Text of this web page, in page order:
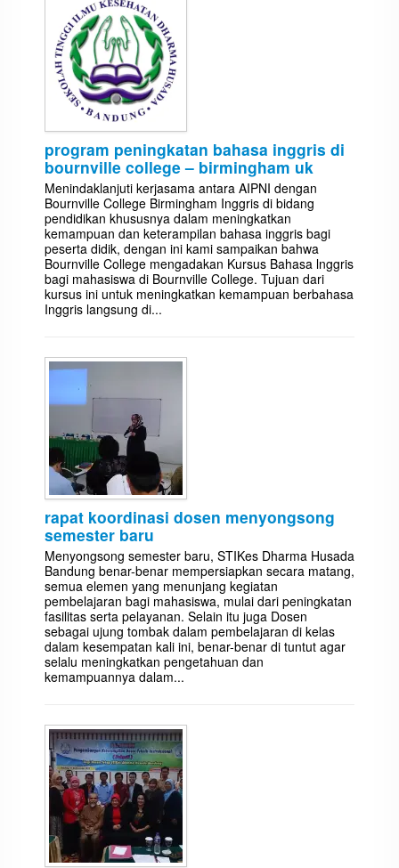
program peningkatan bahasa inggris di
bournville college – birmingham uk
Menindaklanjuti kerjasama antara AIPNI dengan
Bournville College Birmingham Inggris di bidang
pendidikan khususnya dalam meningkatkan
kemampuan dan keterampilan bahasa inggris bagi
peserta didik, dengan ini kami sampaikan bahwa
Bournville College mengadakan Kursus Bahasa lnggris
bagi mahasiswa di Bournville College. Tujuan dari
kursus ini untuk meningkatkan kemampuan berbahasa
Inggris langsung di...
rapat koordinasi dosen menyongsong
semester baru
Menyongsong semester baru, STIKes Dharma Husada
Bandung benar-benar mempersiapkan secara matang,
semua elemen yang menunjang kegiatan
pembelajaran bagi mahasiswa, mulai dari peningkatan
fasilitas serta pelayanan. Selain itu juga Dosen
sebagai ujung tombak dalam pembelajaran di kelas
dalam kesempatan kali ini, benar-benar di tuntut agar
selalu meningkatkan pengetahuan dan
kemampuannya dalam...